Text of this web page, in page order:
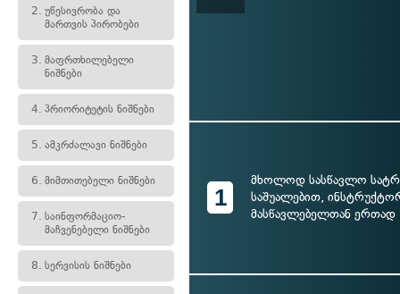
2. უწესივრობა და
მართვის პირობები
3. მაფრთხილებელი
ნიშნები
4. პრიორიტეტის ნიშნები
5. ამკრძალავი ნიშნები
6. მიმთითებელი ნიშნები
7. საინფორმაციო-
მაჩვენებელი ნიშნები
8. სერვისის ნიშნები
1
მხოლოდ სასწავლო
საშუალებით,
მასწავლებელთან ერთად